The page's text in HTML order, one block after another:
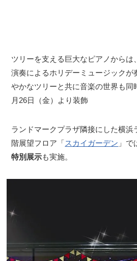
ツリーを支える巨大なピアノからは
演奏によるホリデーミュージックが
やかなツリーと共に音楽の世界も
月26日（金）より装飾
ランドマークプラザ隣接にした横浜
階展望フロア「スカイガーデン 」
特別展示も実施。